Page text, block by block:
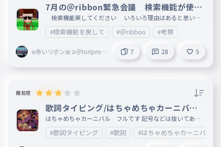
7月の＠ribbon緊急会議 検索機能が使え
なくなったことについての話し合い
検索機能戻してください いろいろ理由はあると思いま
すが… ＠ribbonの会議です
#検索機能を戻して #＠ribbon #考察
໑赤いリボン🎀✰＠toriproZ
7 28 5
難易度
歌詞タイピング/はちゃめちゃカーニバル
フル
はちゃめちゃカーニバル フルです 記号などは抜いてあり
ます 誤字脱字があったら教えてください
#歌詞タイピング #歌詞 #はちゃめちゃカーニバル